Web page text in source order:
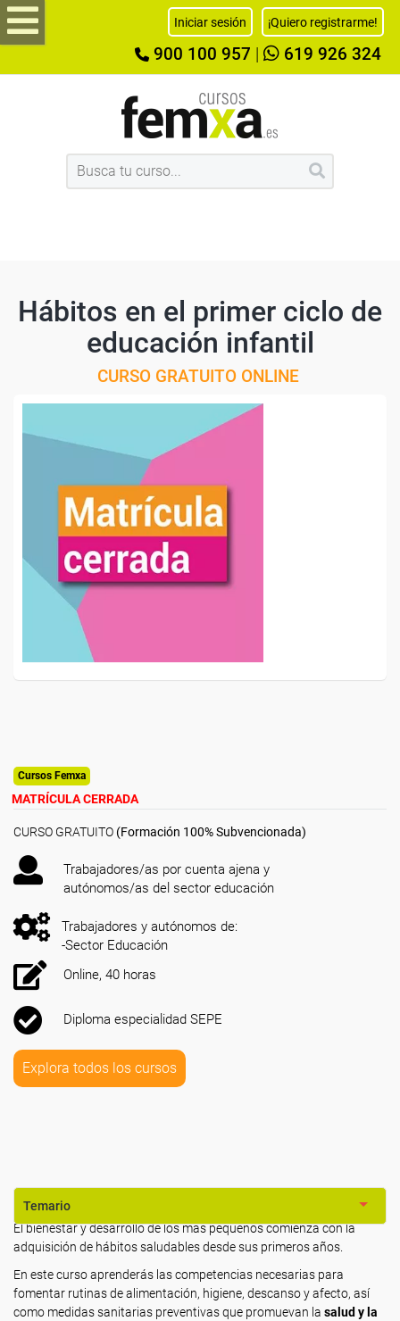
Iniciar sesión ¡Quiero registrarme!
900 100 957 619 926 324
Hábitos en el primer ciclo de
educación infantil
CURSO GRATUITO ONLINE
Cursos Femxa
MATRÍCULA CERRADA
CURSO GRATUITO (Formación 100% Subvencionada)
Trabajadores/as por cuenta ajena y
autónomos/as del sector educación
Trabajadores y autónomos de:
-Sector Educación
Online, 40 horas
Diploma especialidad SEPE
Explora todos los cursos
Temario
El bienestar y desarrollo de los más pequeños comienza con la
adquisición de hábitos saludables desde sus primeros años.
En este curso aprenderás las competencias necesarias para
fomentar rutinas de alimentación, higiene, descanso y afecto, así
como medidas sanitarias preventivas que promuevan la salud y la